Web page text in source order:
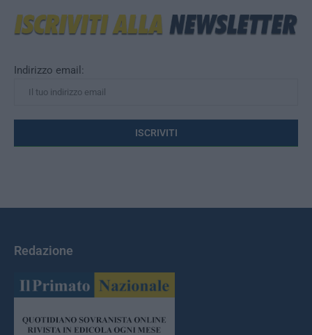
Indirizzo email:
Redazione